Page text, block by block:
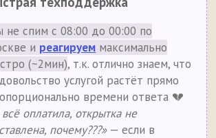
не спим с 08:00 до 00:00 по
и реагируем максимально
(~2мин), т.к. отлично знаем, что
услугой растёт прямо
времени ответа 💔
оплатила, открытка не
почему???»— если в